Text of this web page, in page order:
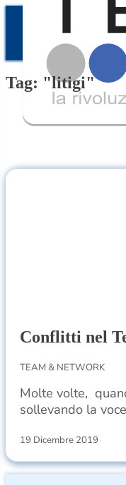
Tag: "litigi"
Conflitti nel
TEAM & NETWORK
Molte volte,
sollevando la
19 Dicembre 2019